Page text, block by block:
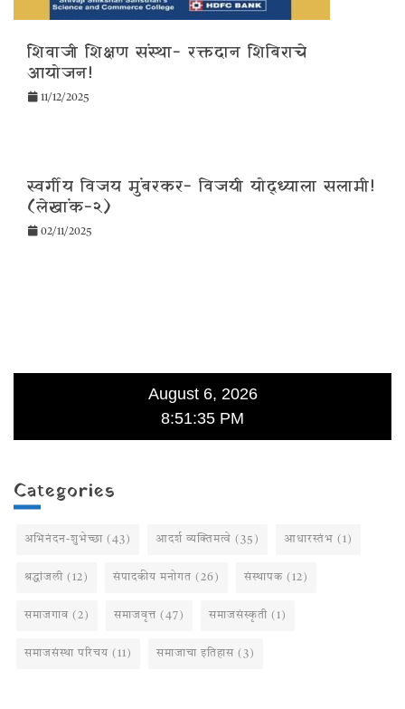
शिवाजी शिक्षण संस्था- रक्तदान शिबिराचे
आयोजन!
11/12/2025
स्वर्गीय विजय मुंबरकर- विजयी योद्ध्याला सलामी!
(लेखांक-२)
02/11/2025
August 6, 2026
8:51:35 PM
Categories
अभिनंदन-शुभेच्छा (43) आदर्श व्यक्तिमत्वे (35) आधारस्तंभ (1)
श्रद्धांजली (12) संपादकीय मनोगत (26) संस्थापक (12)
समाजगाव (2) समाजवृत्त (47) समाजसंस्कृती (1)
समाजसंस्था परिचय (11) समाजाचा इतिहास (3)